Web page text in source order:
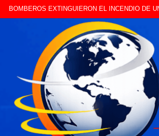
LA POLICÍA INVESTIGA ROBO A CAMBISTA